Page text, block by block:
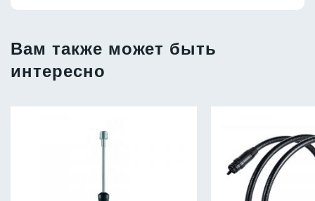
Вам также может быть
интересно